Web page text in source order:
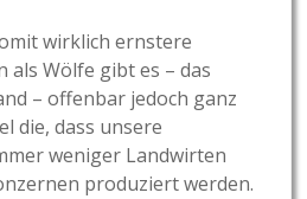
wirklich ernstere
Wölfe gibt es – das
– offenbar jedoch ganz
die, dass unsere
weniger Landwirten
produziert werden.